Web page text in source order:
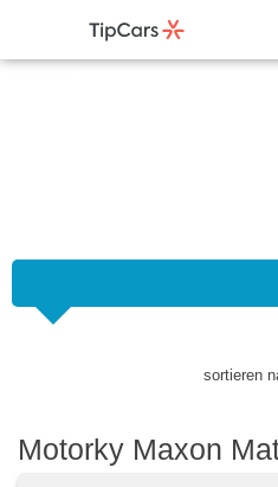
sortieren
Motorky Maxon